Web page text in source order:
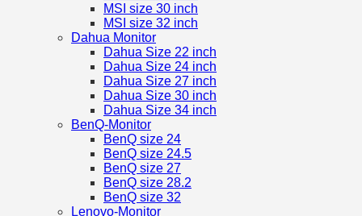
MSI size 30 inch
MSI size 32 inch
Dahua Monitor
Dahua Size 22 inch
Dahua Size 24 inch
Dahua Size 27 inch
Dahua Size 30 inch
Dahua Size 34 inch
BenQ-Monitor
BenQ size 24
BenQ size 24.5
BenQ size 27
BenQ size 28.2
BenQ size 32
Lenovo-Monitor